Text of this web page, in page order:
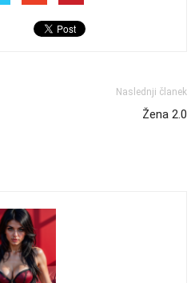
Naslednji članek
Žena 2.0